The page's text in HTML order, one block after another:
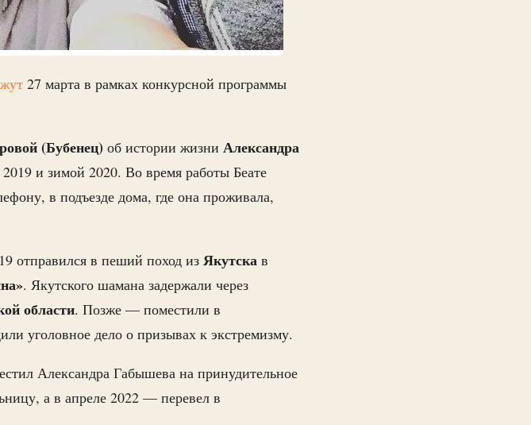
27 марта в рамках конкурсной программы
(Бубенец) об истории жизни Александра
и зимой 2020. Во время работы Беате
в подъезде дома, где она проживала,
отправился в пеший поход из Якутска в
. Якутского шамана задержали через
области. Позже — поместили в
уголовное дело о призывах к экстремизму.
Александра Габышева на принудительное
а в апреле 2022 — перевел в